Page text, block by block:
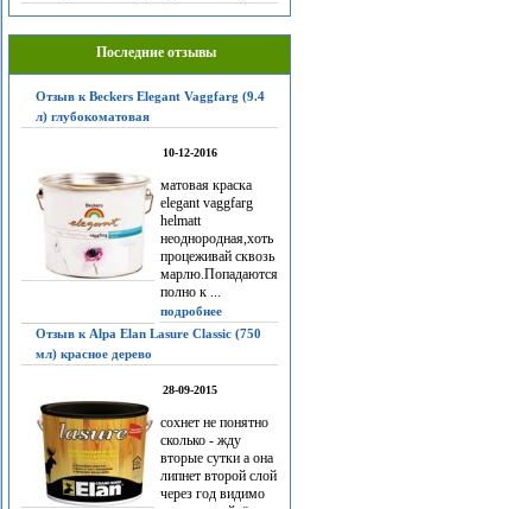
Последние отзывы
Отзыв к Beckers Elegant Vaggfarg (9.4
л) глубокоматовая
10-12-2016
матовая краска
elegant vaggfarg
helmatt
неоднородная,хоть
процеживай сквозь
марлю.Попадаются
полно к ...
подробнее
Отзыв к Alpa Elan Lasure Classic (750
мл) красное дерево
28-09-2015
сохнет не понятно
сколько - жду
вторые сутки а она
липнет второй слой
через год видимо